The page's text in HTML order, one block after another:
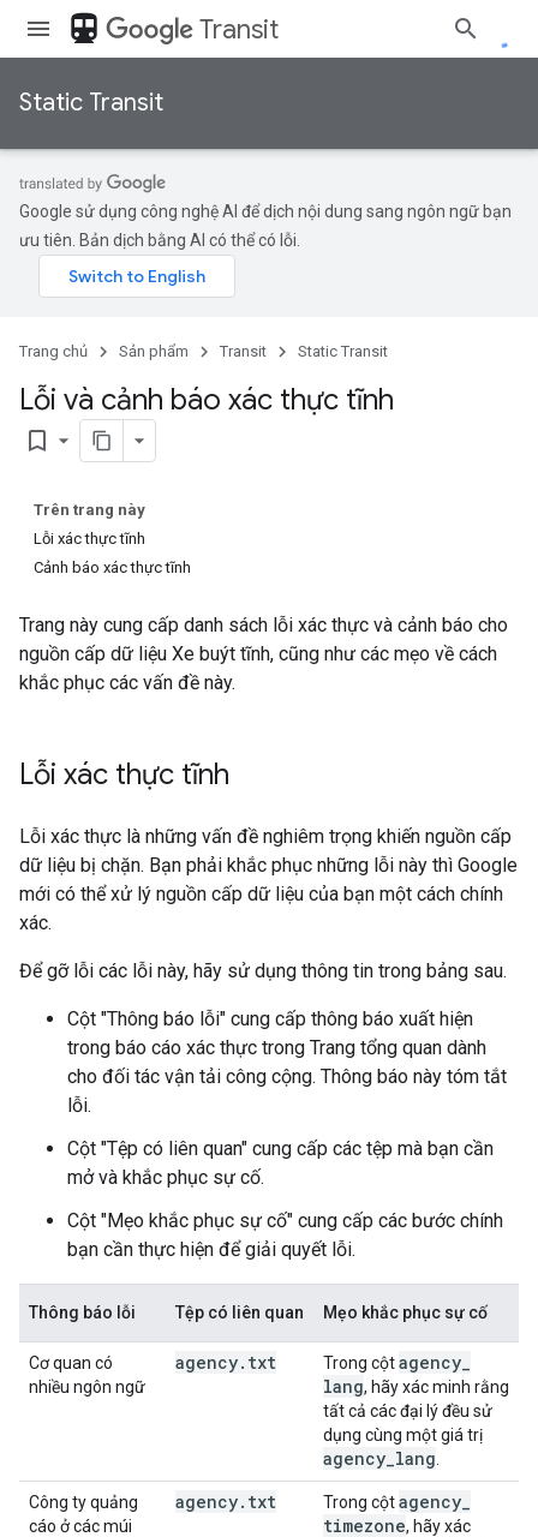
directions_transit Transit
Static Transit
Google sử dụng công nghệ AI để dịch nội dung sang ngôn ngữ bạn
ưu tiên. Bản dịch bằng AI có thể có lỗi.
Trang chủ Sản phẩm Transit Static Transit
Lỗi và cảnh báo xác thực tĩnh
bookmark_border
Trên trang này
Lỗi xác thực tĩnh
Cảnh báo xác thực tĩnh
Trang này cung cấp danh sách lỗi xác thực và cảnh báo cho
nguồn cấp dữ liệu Xe buýt tĩnh, cũng như các mẹo về cách
khắc phục các vấn đề này.
Lỗi xác thực tĩnh
Lỗi xác thực là những vấn đề nghiêm trọng khiến nguồn cấp
dữ liệu bị chặn. Bạn phải khắc phục những lỗi này thì Google
mới có thể xử lý nguồn cấp dữ liệu của bạn một cách chính
xác.
Để gỡ lỗi các lỗi này, hãy sử dụng thông tin trong bảng sau.
Cột "Thông báo lỗi" cung cấp thông báo xuất hiện
trong báo cáo xác thực trong Trang tổng quan dành
cho đối tác vận tải công cộng. Thông báo này tóm tắt
lỗi.
Cột "Tệp có liên quan" cung cấp các tệp mà bạn cần
mở và khắc phục sự cố.
Cột "Mẹo khắc phục sự cố" cung cấp các bước chính
bạn cần thực hiện để giải quyết lỗi.
Thông báo lỗi Tệp có liên quan Mẹo khắc phục sự cố
Cơ quan có
nhiều ngôn ngữ
agency. txt Trong cộtagency
lang, hãy xác minh rằng
tất cả các đại lý đều sử
dụng cùng một giá trị
agency lang
Công ty quảng
cáo ở các múi
agency. txt Trong cộtagency
timezone, hãy xác